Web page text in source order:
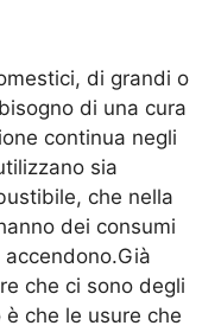
di grandi o
di una cura
continua negli
sia
che nella
dei consumi
che ci sono degli
che le usure che